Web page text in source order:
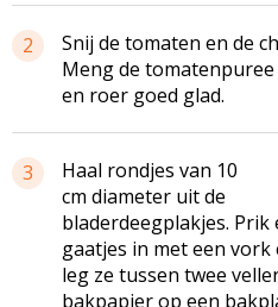
2
Snij de tomaten en de
Meng de
en roer goed glad.
3
Haal rondjes van 10
cm diameter uit de
bladerdeegplakjes. Prik
gaatjes in met een vork
leg ze tussen twee
bakpapier op een